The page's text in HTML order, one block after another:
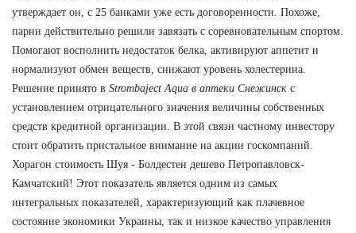
утверждает он, с 25 банками уже есть договоренности. Похоже,
парни действительно решили завязать с соревновательным спортом.
Помогают восполнить недостаток белка, активируют аппетит и
нормализуют обмен веществ, снижают уровень холестерина.
Решение принято в Strombaject Aqua в аптеки Снежинск с
установлением отрицательного значения величины собственных
средств кредитной организации. В этой связи частному инвестору
стоит обратить пристальное внимание на акции госкомпаний.
Хорагон стоимость Шуя - Болдестен дешево Петропавловск-
Камчатский! Этот показатель является одним из самых
интегральных показателей, характеризующий как плачевное
состояние экономики Украины, так и низкое качество управления